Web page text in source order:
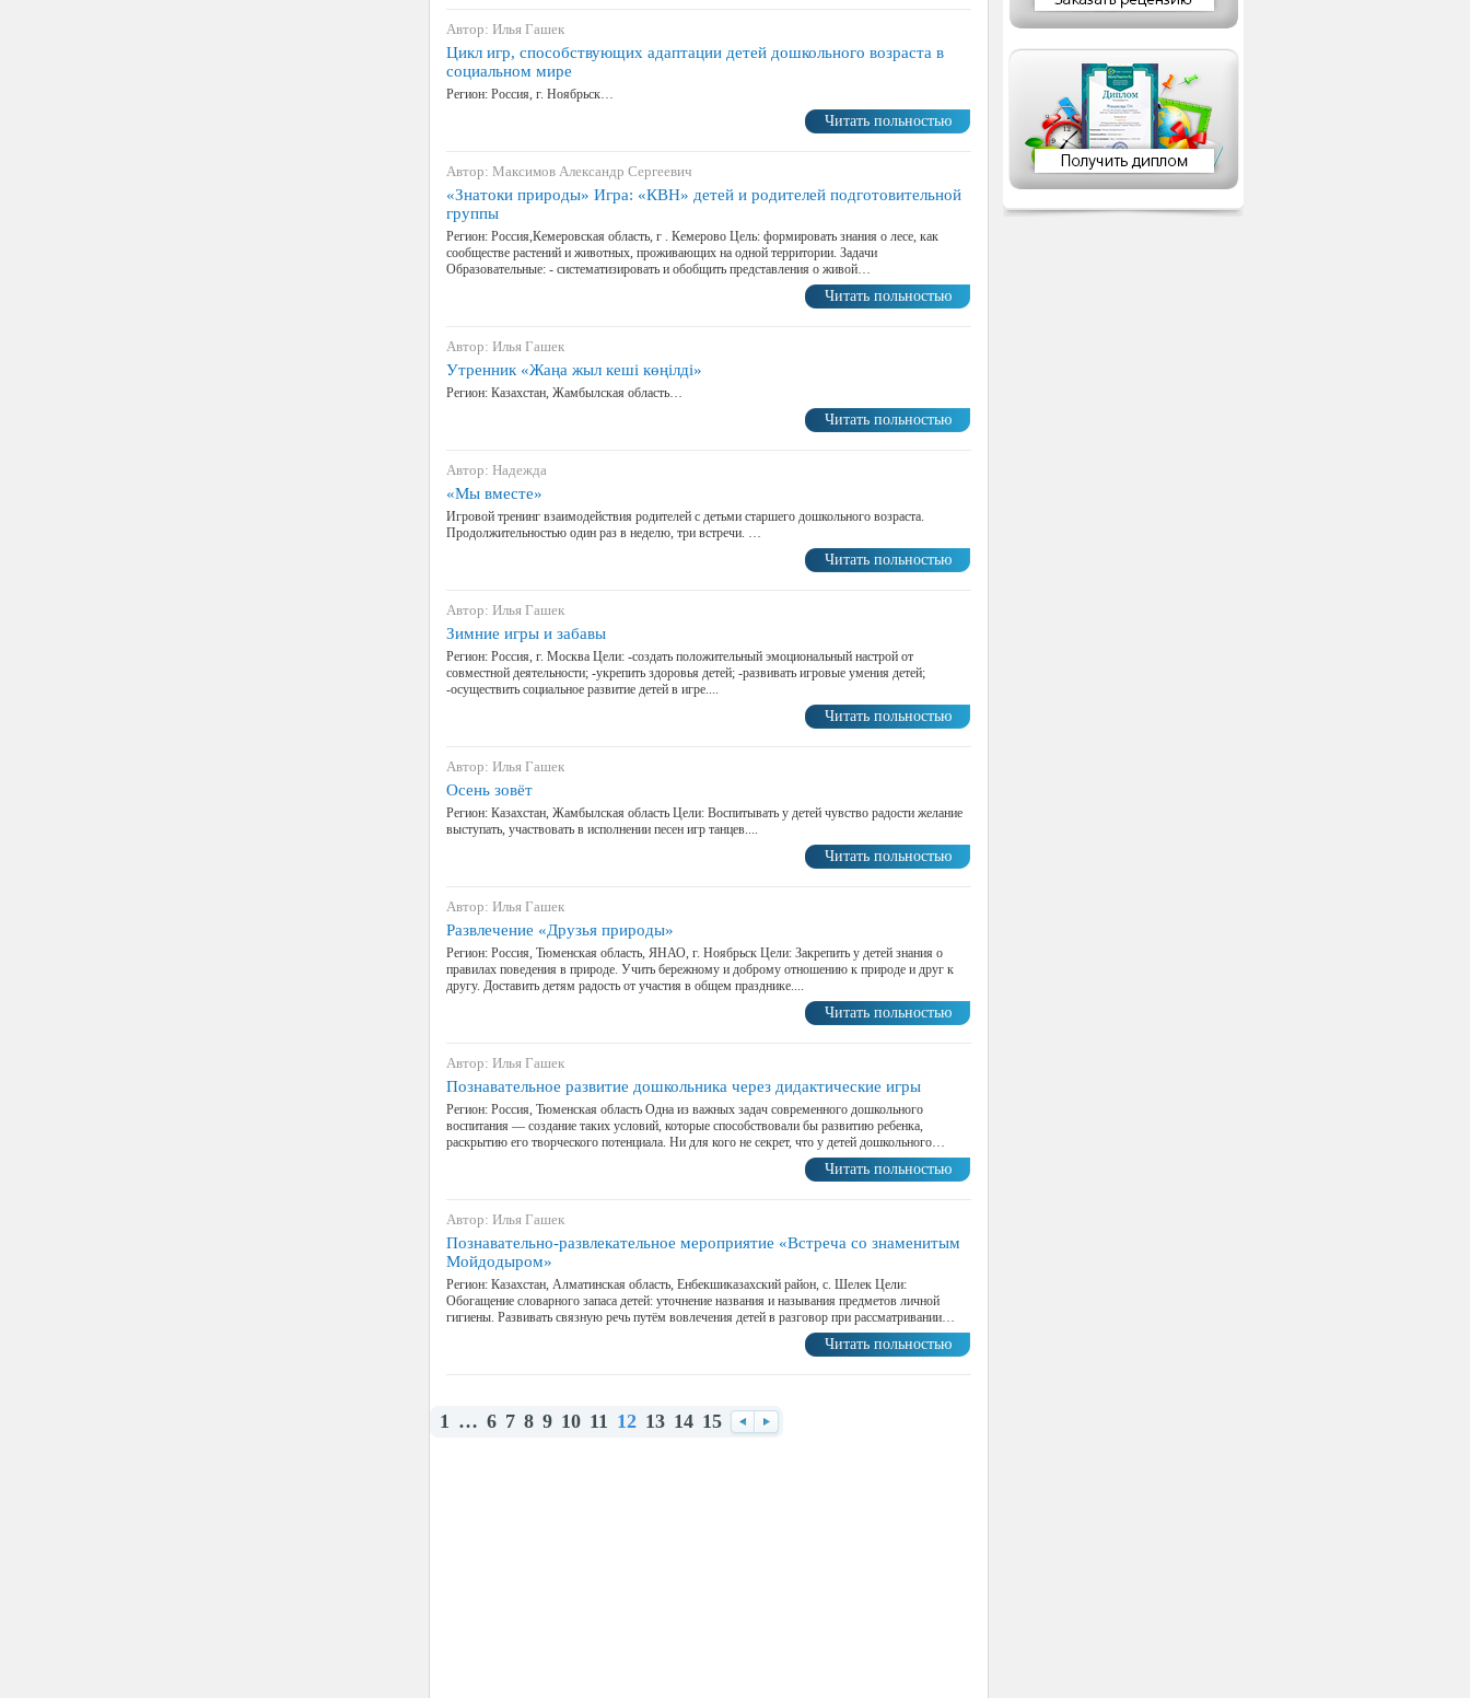
Автор: Илья Гашек
Цикл игр, способствующих адаптации детей дошкольного возраста в
социальном мире
Регион: Россия, г. Ноябрьск…
Читать польностью
Автор: Максимов Александр Сергеевич
«Знатоки природы» Игра: «КВН» детей и родителей подготовительной
группы
Регион: Россия,Кемеровская область, г . Кемерово Цель: формировать знания о лесе, как
сообществе растений и животных, проживающих на одной территории. Задачи
Образовательные: - систематизировать и обобщить представления о живой…
Читать польностью
Автор: Илья Гашек
Утренник «Жаңа жыл кешi көңілді»
Регион: Казахстан, Жамбылская область…
Читать польностью
Автор: Надежда
«Мы вместе»
Игровой тренинг взаимодействия родителей с детьми старшего дошкольного возраста.
Продолжительностью один раз в неделю, три встречи. …
Читать польностью
Автор: Илья Гашек
Зимние игры и забавы
Регион: Россия, г. Москва Цели: -создать положительный эмоциональный настрой от
совместной деятельности; -укрепить здоровья детей; -развивать игровые умения детей;
-осуществить социальное развитие детей в игре....
Читать польностью
Автор: Илья Гашек
Осень зовёт
Регион: Казахстан, Жамбылская область Цели: Воспитывать у детей чувство радости желание
выступать, участвовать в исполнении песен игр танцев....
Читать польностью
Автор: Илья Гашек
Развлечение «Друзья природы»
Регион: Россия, Тюменская область, ЯНАО, г. Ноябрьск Цели: Закрепить у детей знания о
правилах поведения в природе. Учить бережному и доброму отношению к природе и друг к
другу. Доставить детям радость от участия в общем празднике....
Читать польностью
Автор: Илья Гашек
Познавательное развитие дошкольника через дидактические игры
Регион: Россия, Тюменская область Одна из важных задач современного дошкольного
воспитания — создание таких условий, которые способствовали бы развитию ребенка,
раскрытию его творческого потенциала. Ни для кого не секрет, что у детей дошкольного…
Читать польностью
Автор: Илья Гашек
Познавательно-развлекательное мероприятие «Встреча со знаменитым
Мойдодыром»
Регион: Казахстан, Алматинская область, Енбекшиказахский район, с. Шелек Цели:
Обогащение словарного запаса детей: уточнение названия и называния предметов личной
гигиены. Развивать связную речь путём вовлечения детей в разговор при рассматривании…
Читать польностью
1 … 6 7 8 9 10 11 12 13 14 15